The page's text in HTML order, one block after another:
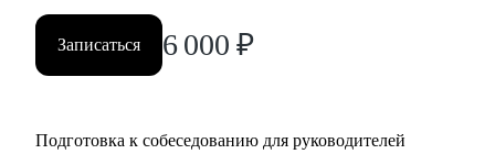
• Специалистам из других сфер, которые хотят
попробовать себя в новой специальности.
• Новичкам, кто хочет начать работу в ИТ и не знает, с чего
Записаться 6 000 ₽
Подготовка к собеседованию для руководителей